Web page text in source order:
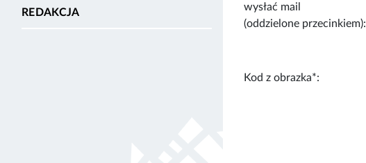
REDAKCJA
wysłać mail
(oddzielone przecinkiem):
Kod z obrazka*: